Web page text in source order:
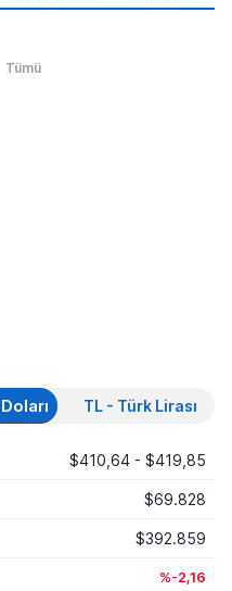
Tümü
TL - Türk Lirası
$410,64 - $419,85
$69.828
$392.859
%-2,16